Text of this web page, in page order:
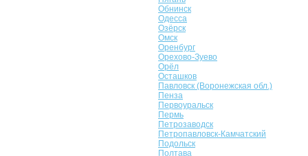
Обнинск
Одесса
Озёрск
Омск
Оренбург
Орехово-Зуево
Орёл
Осташков
Павловск (Воронежская обл.)
Пенза
Первоуральск
Пермь
Петрозаводск
Петропавловск-Камчатский
Подольск
Полтава